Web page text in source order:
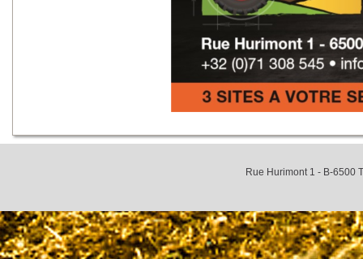
Rue Hurimont 1 - B-6500